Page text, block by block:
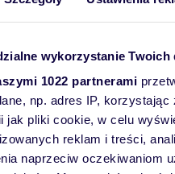
wykorzystanie Twoich
1022 partnerami
np. adres IP, korzystając
jak pliki cookie, w celu
reklam i treści,
naprzeciw oczekiwaniom
6 3 62,36 m 2
6 3 63,36 m